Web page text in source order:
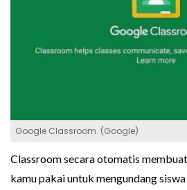
Google Classroom. (Google)
Classroom secara otomatis
kamu pakai untuk mengundang